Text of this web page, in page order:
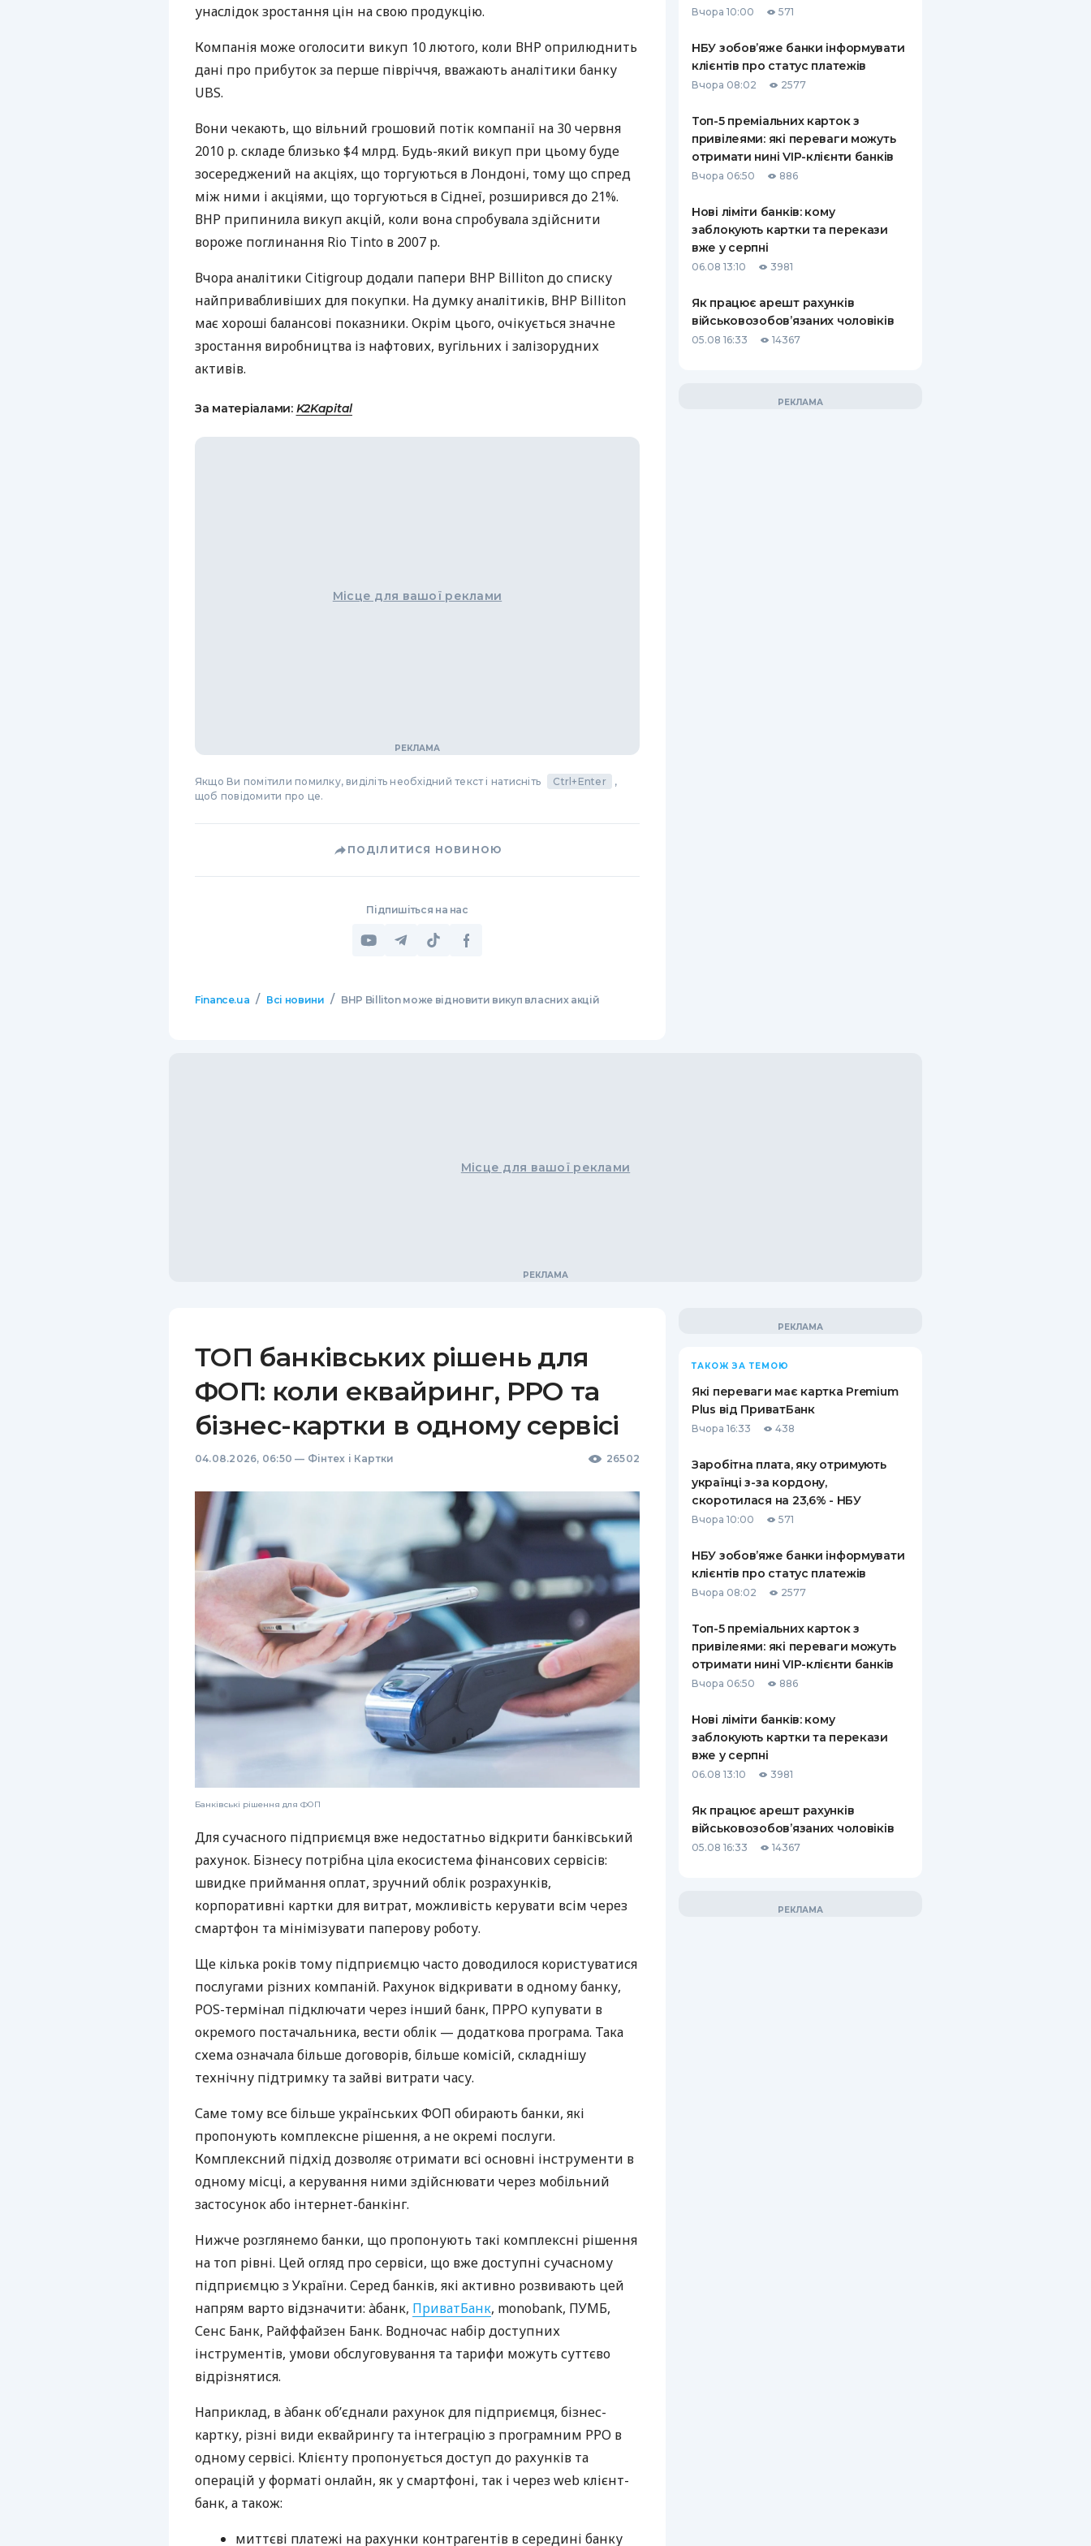
ЩОМІСЯЧНИЙ ОГЛЯД
ПУТІВНИКИ ПО
БАНКІВСЬКИХ КАРТКАХ
СТРАХУВАННЮ
ВСІ СТРАХОВІ ПОЛІСИ
ВІДГУКИ ПРО СТРАХОВІ
КОМПАНІЇ
КОНТАКТИ
унаслідок зростання цін на свою продукцію.
Компанія може оголосити викуп 10 лютого, коли ВНР оприлюднить
дані про прибуток за перше півріччя, вважають аналітики банку
UBS.
Вони чекають, що вільний грошовий потік компанії на 30 червня
2010 р. складе близько $4 млрд. Будь-який викуп при цьому буде
зосереджений на акціях, що торгуються в Лондоні, тому що спред
між ними і акціями, що торгуються в Сіднеї, розширився до 21%.
ВНР припинила викуп акцій, коли вона спробувала здійснити
вороже поглинання Rio Tinto в 2007 р.
Вчора аналітики Citigroup додали папери ВНР Billiton до списку
найпривабливіших для покупки. На думку аналітиків, ВНР Billiton
має хороші балансові показники. Окрім цього, очікується значне
зростання виробництва із нафтових, вугільних і залізорудних
активів.
За матеріалами: K2Kapital
Місце для вашої реклами
Якщо Ви помітили помилку, виділіть необхідний текст і натисніть Ctrl+Enter
,
щоб повідомити про це.
ПОДІЛИТИСЯ НОВИНОЮ
Підпишіться на нас
Finance.ua / Всі новини / BHP Billiton може відновити викуп власних акцій
Вчора 10:00 571
НБУ зобов’яже банки інформувати
клієнтів про статус платежів
Вчора 08:02 2577
Топ-5 преміальних карток з
привілеями: які переваги можуть
отримати нині VIP-клієнти банків
Вчора 06:50 886
Нові ліміти банків: кому
заблокують картки та перекази
вже у серпні
06.08 13:10 3981
Як працює арешт рахунків
військовозобов’язаних чоловіків
05.08 16:33 14367
Місце для вашої реклами
ТОП банківських рішень для
ФОП: коли еквайринг, РРО та
бізнес-картки в одному сервісі
04.08.2026, 06:50 — Фінтех і Картки 26502
Банківські рішення для ФОП
Для сучасного підприємця вже недостатньо відкрити банківський
рахунок. Бізнесу потрібна ціла екосистема фінансових сервісів:
швидке приймання оплат, зручний облік розрахунків,
корпоративні картки для витрат, можливість керувати всім через
смартфон та мінімізувати паперову роботу.
Ще кілька років тому підприємцю часто доводилося користуватися
послугами різних компаній. Рахунок відкривати в одному банку,
POS-термінал підключати через інший банк, ПРРО купувати в
окремого постачальника, вести облік — додаткова програма. Така
схема означала більше договорів, більше комісій, складнішу
технічну підтримку та зайві витрати часу.
Саме тому все більше українських ФОП обирають банки, які
пропонують комплексне рішення, а не окремі послуги.
Комплексний підхід дозволяє отримати всі основні інструменти в
одному місці, а керування ними здійснювати через мобільний
застосунок або інтернет-банкінг.
Нижче розглянемо банки, що пропонують такі комплексні рішення
на топ рівні. Цей огляд про сервіси, що вже доступні сучасному
підприємцю з України. Серед банків, які активно розвивають цей
напрям варто відзначити: àбанк, ПриватБанк, monobank, ПУМБ,
Сенс Банк, Райффайзен Банк. Водночас набір доступних
інструментів, умови обслуговування та тарифи можуть суттєво
відрізнятися.
Наприклад, в àбанк об’єднали рахунок для підприємця, бізнес-
картку, різні види еквайрингу та інтеграцію з програмним РРО в
одному сервісі. Клієнту пропонується доступ до рахунків та
операцій у форматі онлайн, як у смартфоні, так і через web клієнт-
банк, а також:
миттєві платежі на рахунки контрагентів в середині банку
ТАКОЖ ЗА ТЕМОЮ
Які переваги має картка Premium
Plus від ПриватБанк
Вчора 16:33 438
Заробітна плата, яку отримують
українці з-за кордону,
скоротилася на 23,6% - НБУ
Вчора 10:00 571
НБУ зобов’яже банки інформувати
клієнтів про статус платежів
Вчора 08:02 2577
Топ-5 преміальних карток з
привілеями: які переваги можуть
отримати нині VIP-клієнти банків
Вчора 06:50 886
Нові ліміти банків: кому
заблокують картки та перекази
вже у серпні
06.08 13:10 3981
Як працює арешт рахунків
військовозобов’язаних чоловіків
05.08 16:33 14367